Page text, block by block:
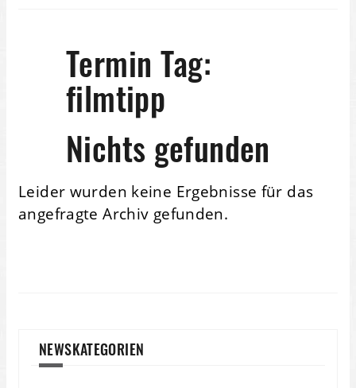
Termin Tag:
filmtipp
Nichts gefunden
Leider wurden keine Ergebnisse für das
angefragte Archiv gefunden.
NEWSKATEGORIEN